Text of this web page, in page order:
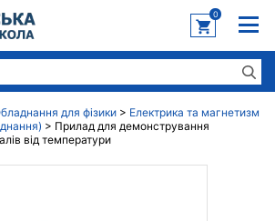
0
для фізики > Електрика та магнетизм
> Прилад для демонстрування
від температури